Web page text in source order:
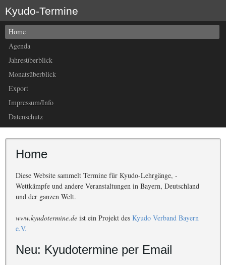
Kyudo-Termine
Home
Agenda
Jahresüberblick
Monatsüberblick
Export
Impressum/Info
Datenschutz
Home
Diese Website sammelt Termine für Kyudo-Lehrgänge, -
Wettkämpfe und andere Veranstaltungen in Bayern, Deutschland
und der ganzen Welt.
www.kyudotermine.deist ein Projekt des Kyudo Verband Bayern
e.V.
Neu: Kyudotermine per Email